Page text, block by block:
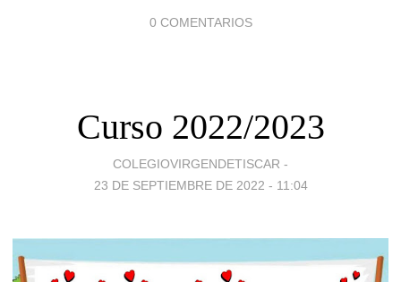
0 COMENTARIOS
Curso 2022/2023
COLEGIOVIRGENDETISCAR -
23 DE SEPTIEMBRE DE 2022 - 11:04